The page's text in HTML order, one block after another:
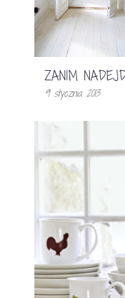
ZANIM
9 stycznia 2013